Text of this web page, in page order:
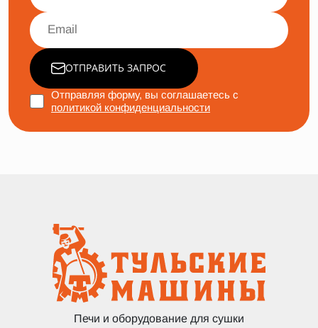
ОТПРАВИТЬ ЗАПРОС
Отправляя форму, вы соглашаетесь с
политикой конфиденциальности
Печи и оборудование для сушки